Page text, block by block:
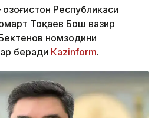
Республикаси
Тоқаев Бош вазир
номзодини
беради Каzinform.